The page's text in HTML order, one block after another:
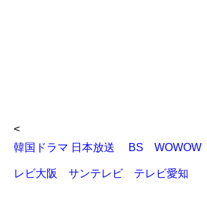
<
韓国ドラマ 日本放送 BS
レビ大阪 サンテレビ テレビ愛知